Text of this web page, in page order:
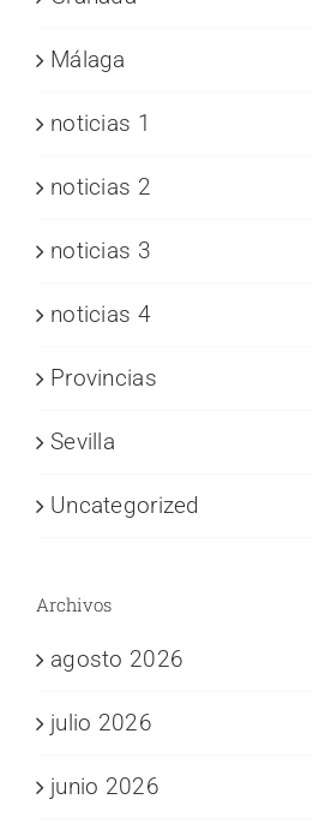
Málaga
noticias 1
noticias 2
noticias 3
noticias 4
Provincias
Sevilla
Uncategorized
Archivos
agosto 2026
julio 2026
junio 2026